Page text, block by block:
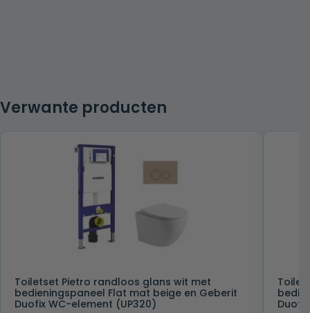
Verwante producten
Toiletset Pietro randloos glans wit met
bedieningspaneel Flat mat beige en Geberit
Duofix WC-element (UP320)